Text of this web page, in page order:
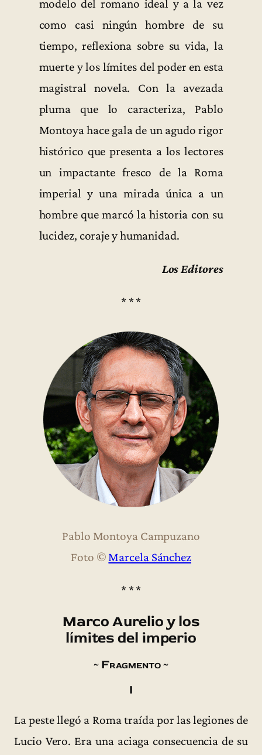
modelo del romano ideal y a la vez
como casi ningún hombre de su
tiempo, reflexiona sobre su vida, la
muerte y los límites del poder en esta
magistral novela. Con la avezada
pluma que lo caracteriza, Pablo
Montoya hace gala de un agudo rigor
histórico que presenta a los lectores
un impactante fresco de la Roma
imperial y una mirada única a un
hombre que marcó la historia con su
lucidez, coraje y humanidad.
Los Editores
* * *
Pablo Montoya Campuzano
Foto © Marcela Sánchez
* * *
Marco Aurelio y los
límites del imperio
~ Fragmento ~
I
La peste llegó a Roma traída por las legiones de
Lucio Vero. Era una aciaga consecuencia de su